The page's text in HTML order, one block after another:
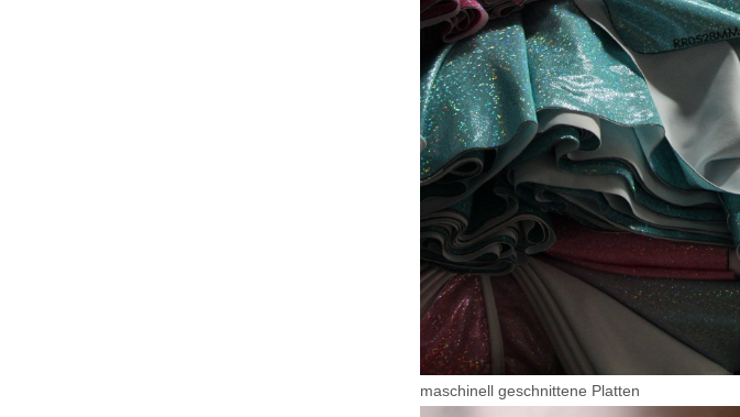
maschinell geschnittene Platten